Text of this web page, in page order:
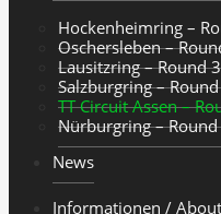
Hockenheimring –
Oschersleben –
Lausitzring – Round 3
Salzburgring –
TT Circuit Assen –
Nürburgring –
News
Informationen /